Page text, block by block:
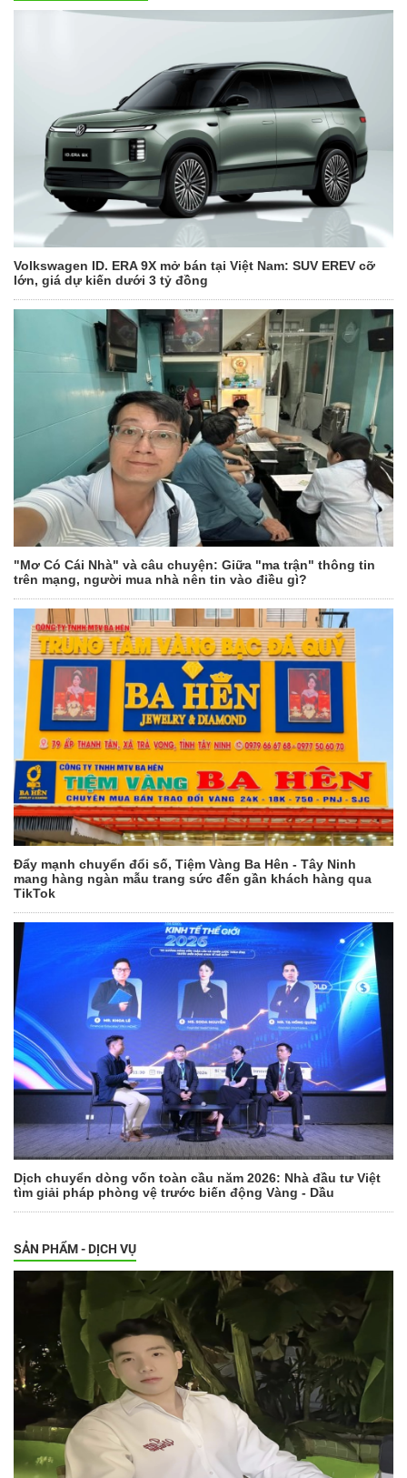
Volkswagen ID. ERA 9X mở bán tại Việt Nam: SUV EREV cỡ
lớn, giá dự kiến dưới 3 tỷ đồng
"Mơ Có Cái Nhà" và câu chuyện: Giữa "ma trận" thông tin
trên mạng, người mua nhà nên tin vào điều gì?
Đẩy mạnh chuyển đổi số, Tiệm Vàng Ba Hên - Tây Ninh
mang hàng ngàn mẫu trang sức đến gần khách hàng qua
TikTok
Dịch chuyển dòng vốn toàn cầu năm 2026: Nhà đầu tư Việt
tìm giải pháp phòng vệ trước biến động Vàng - Dầu
SẢN PHẨM - DỊCH VỤ